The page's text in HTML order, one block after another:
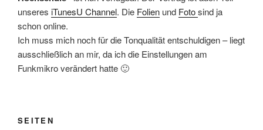
unseres iTunesU Channel. Die Folien und Fotosind ja
schon online.
Ich muss mich noch für die Tonqualität entschuldigen – liegt
ausschließlich an mir, da ich die Einstellungen am
Funkmikro verändert hatte 🙂
SEITEN